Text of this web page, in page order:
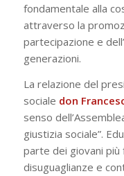
fondamentale alla
attraverso la
partecipazione e
generazioni.
La relazione del
sociale don
senso
giustizia sociale”.
parte dei giovani più
disuguaglianze e